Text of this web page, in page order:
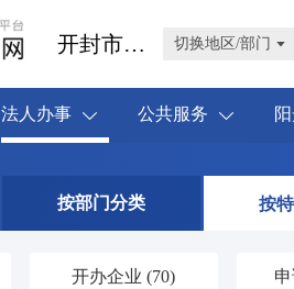
开封市鼓楼区 切换地区/部门
法人办事 公共服务
按部门分类 按
开办企业(70)